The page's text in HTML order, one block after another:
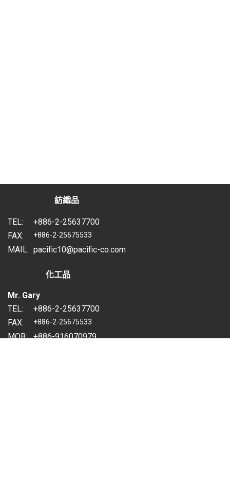
紡織品
TEL:
+886-2-25637700
FAX:
+886-2-25675533
MAIL: pacific10@pacific-co.com
化工品
Mr. Gary
TEL:
+886-2-25637700
FAX:
+886-2-25675533
MOB:
+886-916070979